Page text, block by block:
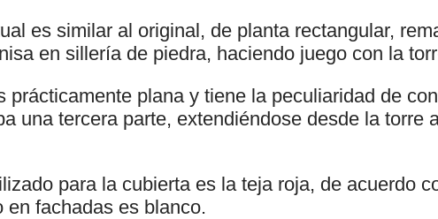
es similar al original, de planta rectangular,
en sillería de piedra, haciendo juego con la
prácticamente plana y tiene la peculiaridad de
una tercera parte, extendiéndose desde la torre
para la cubierta es la teja roja, de acuerdo
en fachadas es blanco.